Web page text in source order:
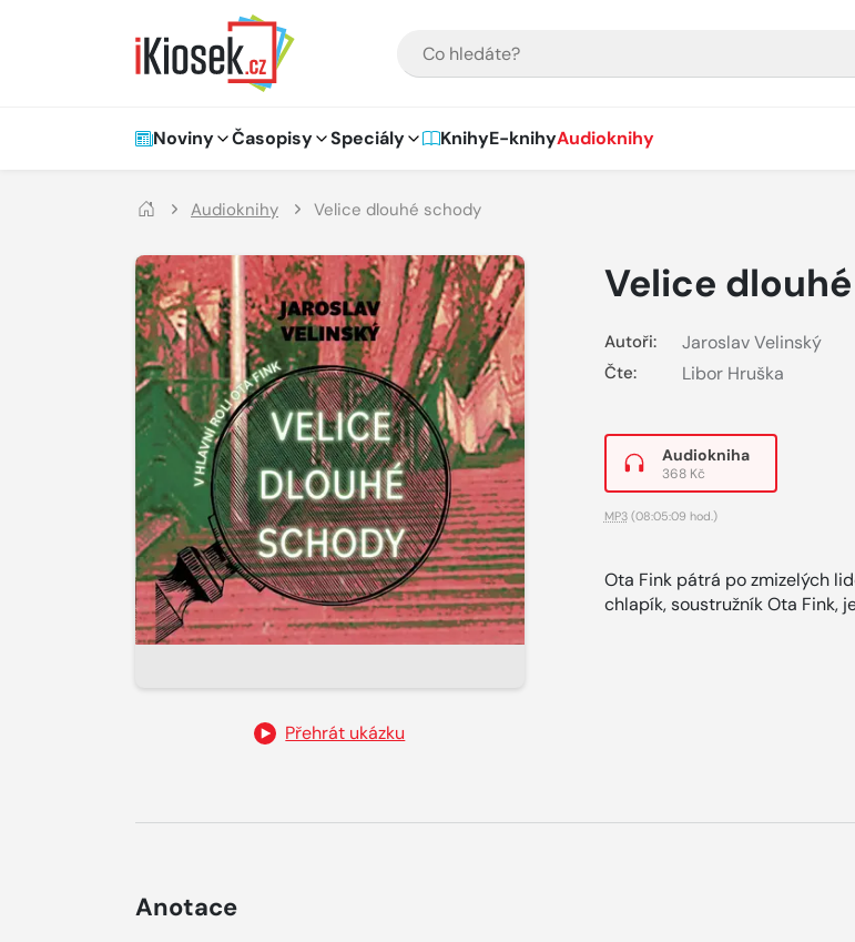
Hlavní navigace
Noviny Časopisy Speciály KnihyE-knihyAudioknihy
Audioknihy Velice dlouhé schody
Přehrát ukázku
Velice
Autoři: Jaroslav Velinský
Čte: Libor Hruška
Audiokniha
368 Kč
MP3(08:05:09 hod.)
Ota Fink pátrá po zmizelých
chlapík, soustružník Ota Fink,
Anotace